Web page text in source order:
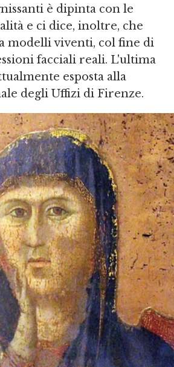
è dipinta con le
e ci dice, inoltre, che
modelli viventi, col fine di
facciali reali. L'ultima
esposta alla
degli Uffizi di Firenze.